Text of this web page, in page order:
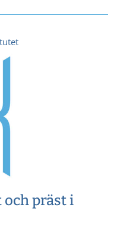
och präst i